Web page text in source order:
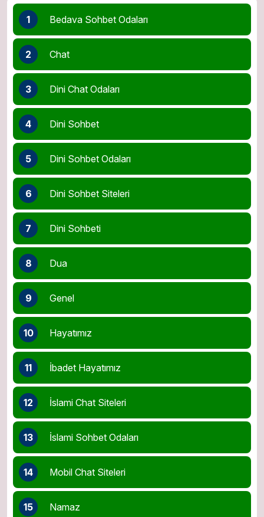
1 Bedava Sohbet Odaları
2 Chat
3 Dini Chat Odaları
4 Dini Sohbet
5 Dini Sohbet Odaları
6 Dini Sohbet Siteleri
7 Dini Sohbeti
8 Dua
9 Genel
10 Hayatımız
11 İbadet Hayatımız
12 İslami Chat Siteleri
13 İslami Sohbet Odaları
14 Mobil Chat Siteleri
15 Namaz